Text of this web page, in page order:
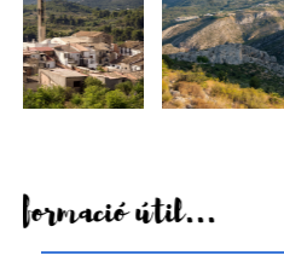
Informació útil...